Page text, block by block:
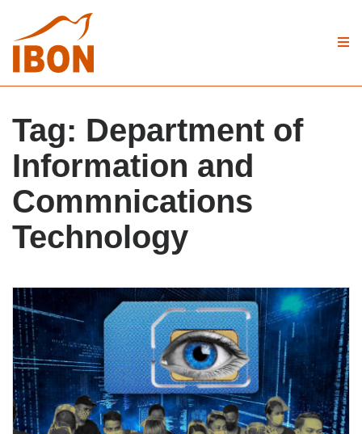
Tag: Department of
Information and
Commnications
Technology